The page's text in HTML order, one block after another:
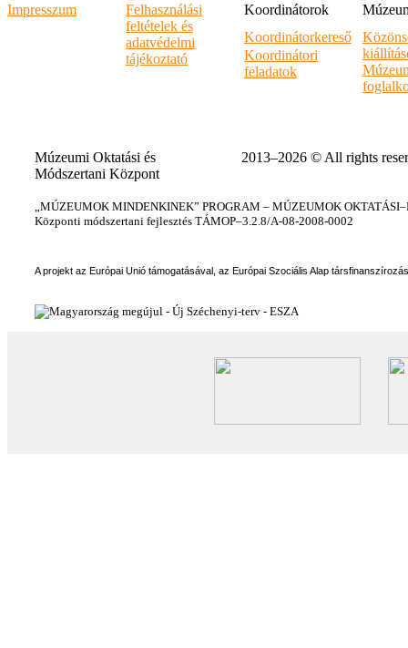
Impresszum
Felhasználási
feltételek és
adatvédelmi
tájékoztató
Koordinátorok
Koordinátorkereső
Koordinátori
feladatok
Múzeumi Oktatási és
Módszertani Központ
2013–2026 © All rights
„MÚZEUMOK MINDENKINEK” PROGRAM – MÚZEUMOK
Központi módszertani fejlesztés TÁMOP–3.2.8/A-08-2008-0002
A projekt az Európai Unió támogatásával, az Európai Szociális Alap